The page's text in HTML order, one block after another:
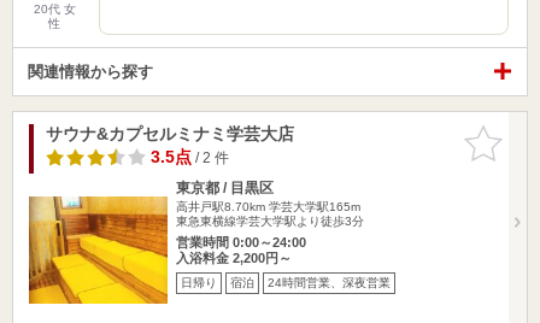
20代 女
性
関連情報から探す
お気に入
りに追加
サウナ&カプセルミナミ学芸大店
3.5点/ 2 件
東京都 / 目黒区
高井戸駅8.70km 学芸大学駅165m
東急東横線学芸大学駅より徒歩3分
営業時間 0:00～24:00
入浴料金 2,200円～
日帰り 宿泊 24時間営業、深夜営業